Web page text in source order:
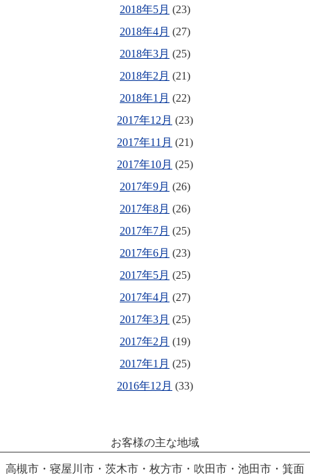
2018年5月 (23)
2018年4月 (27)
2018年3月 (25)
2018年2月 (21)
2018年1月 (22)
2017年12月 (23)
2017年11月 (21)
2017年10月 (25)
2017年9月 (26)
2017年8月 (26)
2017年7月 (25)
2017年6月 (23)
2017年5月 (25)
2017年4月 (27)
2017年3月 (25)
2017年2月 (19)
2017年1月 (25)
2016年12月 (33)
お客様の主な地域
高槻市・寝屋川市・茨木市・枚方市・吹田市・池田市・箕面